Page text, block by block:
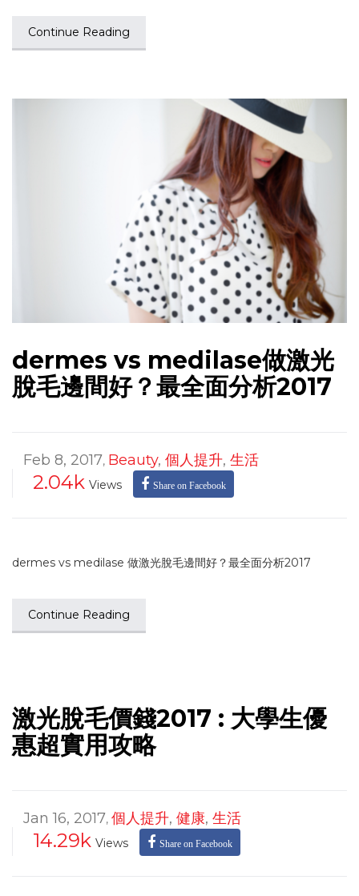
Continue Reading
dermes vs medilase做激光
脫毛邊間好？最全面分析2017
Feb 8, 2017, Beauty, 個人提升, 生活
2.04k Views Share on Facebook
dermes vs medilase 做激光脫毛邊間好？最全面分析2017
Continue Reading
激光脫毛價錢2017 : 大學生優
惠超實用攻略
Jan 16, 2017, 個人提升, 健康, 生活
14.29k Views Share on Facebook